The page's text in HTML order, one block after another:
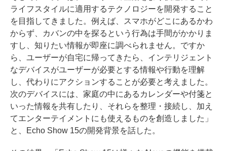
ライフスタイルに適用するテクノロジーを開発すること
を目指してきました。例えば、スマホがどこにあるかわ
からず、カバンの中を探るという行為は手間がかかりま
すし、知りたい情報が即座に調べられません。ですか
ら、ユーザーが自宅に帰ってきたら、インテリジェント
なデバイスがユーザーが必要とする情報や行動を理解
し、代わりにアクションすることが必要と考えました。
次のデバイスには、家庭の中にあるカレンダーや付箋と
いった情報を共有したり、それらを整理・接続し、加え
てエンターテイメントにも使えるものを創造しました」
と、Echo Show 15の開発背景を話した。